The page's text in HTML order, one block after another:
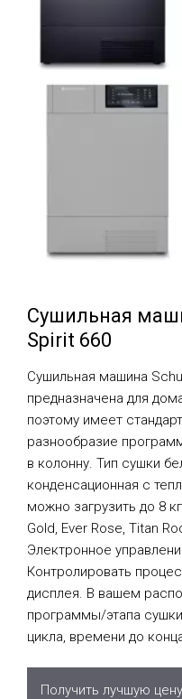
Сушильная
Spirit 660
Сушильная машина
предназначена для
поэтому имеет
разнообразие
в колонну. Тип сушки
конденсационная с
можно загрузить до 8
Gold, Ever Rose, Titan
Электронное
Контролировать
дисплея. В вашем
программы/этапа
цикла, времени до
Получить лучшую цену